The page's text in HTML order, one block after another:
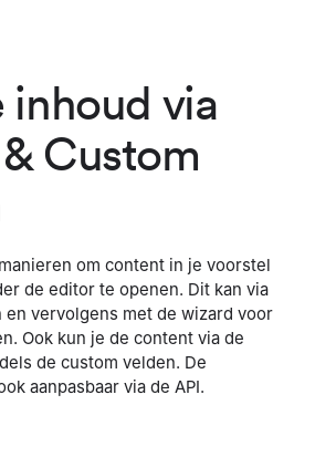
via
Custom
om content in je voorstel
de editor te openen. Dit kan via
en vervolgens met de wizard voor
Ook kun je de content via de
de custom velden. De
aanpasbaar via de API.